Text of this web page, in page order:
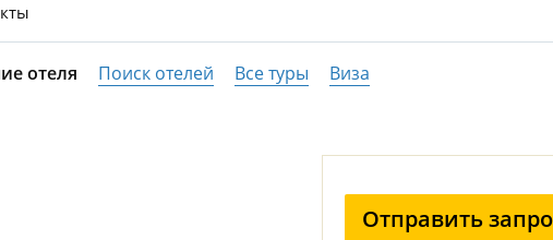
отеля Поиск отелей Все туры Виза
Отправить